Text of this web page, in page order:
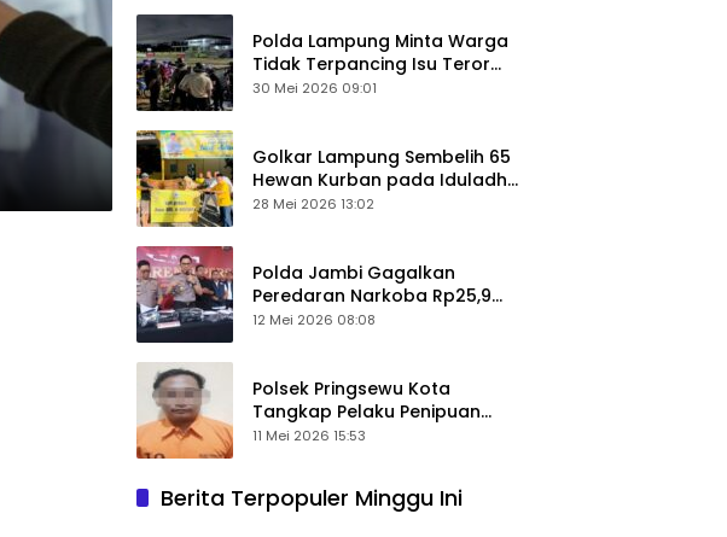
Polda Lampung Minta Warga
Tidak Terpancing Isu Teror
Pocong Palsu, Patroli
30 Mei 2026 09:01
Golkar Lampung Sembelih 65
Hewan Kurban pada Iduladha
1447 Hijriah
28 Mei 2026 13:02
Polda Jambi Gagalkan
Peredaran Narkoba Rp25,9
Miliar, Empat Tersangka
12 Mei 2026 08:08
Polsek Pringsewu Kota
Tangkap Pelaku Penipuan
Mobil, Sempat Kabur ke Jambi
11 Mei 2026 15:53
Berita Terpopuler Minggu Ini